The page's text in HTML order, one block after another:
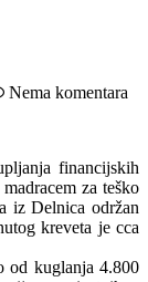
Nema komentara
financijskih
za teško
iz Delnica održan
kreveta je cca
od kuglanja 4.800